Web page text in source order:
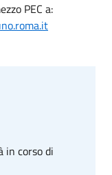
PEC a:
in corso di